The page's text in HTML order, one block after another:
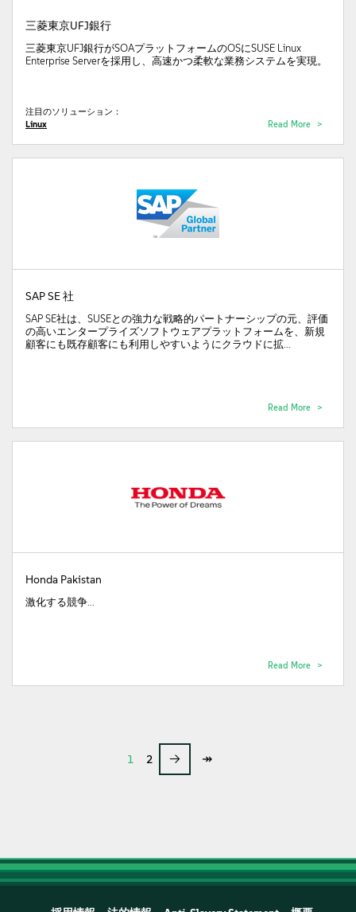
三菱東京UFJ銀行
三菱東京UFJ銀行がSOAプラットフォームのOSにSUSE Linux
Enterprise Serverを採用し、高速かつ柔軟な業務システムを実現。
注目のソリューション：
Linux
Read More
SAP SE 社
SAP SE社は、SUSEとの強力な戦略的パートナーシップの元、評価
の高いエンタープライズソフトウェアプラットフォームを、新規
顧客にも既存顧客にも利用しやすいようにクラウドに拡...
Read More
Honda Pakistan
激化する競争...
Read More
1 2 → ↠